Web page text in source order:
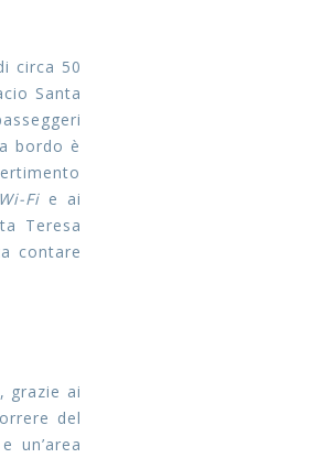
circa 50
Santa
bordo è
Wi-Fi e ai
Teresa
contare
grazie ai
del
un’area